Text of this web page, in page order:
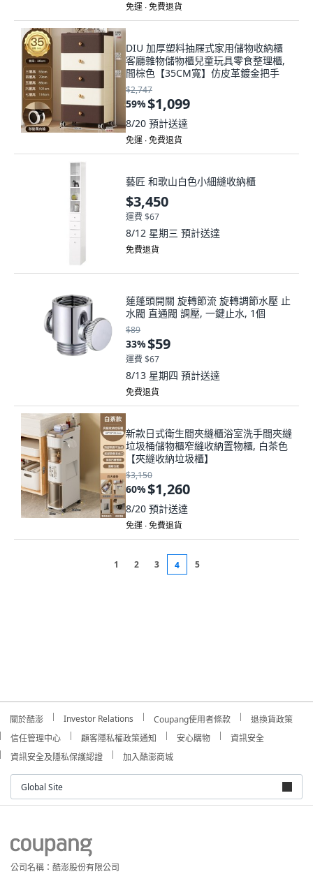
免運 ∙ 免費退貨
DIU 加厚塑料抽屜式家用儲物收納櫃
客廳雜物儲物櫃兒童玩具零食整理櫃,
間棕色【35CM寬】仿皮革鍍金把手
$2,747
59%$1,099
8/20 預計送達
免運 ∙ 免費退貨
藝匠 和歌山白色小細縫收納櫃
$3,450
運費 $67
8/12 星期三 預計送達
免費退貨
蓮蓬頭開關 旋轉節流 旋轉調節水壓 止
水閥 直通閥 調壓, 一鍵止水, 1個
$89
33%$59
運費 $67
8/13 星期四 預計送達
免費退貨
新款日式衛生間夾縫櫃浴室洗手間夾縫
垃圾桶儲物櫃窄縫收納置物櫃, 白茶色
【夾縫收納垃圾櫃】
$3,150
60%$1,260
8/20 預計送達
免運 ∙ 免費退貨
1 2 3 4 5
關於酷澎 Investor Relations Coupang使用者條款
退換貨政策
信任管理中心
顧客隱私權政策通知 安心購物
資訊安全
資訊安全及隱私保護認證
加入酷澎商城
Global Site
公司名稱：酷澎股份有限公司